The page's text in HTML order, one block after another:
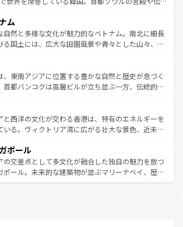
ほしい。
いいと評判のスイーツなど、バラエティ豊かな料理
が味わえる。 なお、新着の台湾情報は コンテンツ一覧を参
ほしい。
方に足を延ばせば四季折々の自然美を楽しむことが
。そして、キムチや焼肉、絶品のストリートフード
さまざまな韓国料理が待っている。夜には、韓国な
に包まれながら、韓国の多彩な魅力を心ゆくまで味
わってみてほしい。 なお、新着の韓国情報はコンテンツ一
照してほしい。
ム
自然と多様な文化が魅力的なベトナム。南北に細長
る国土には、広大な田園風景や青々とした山々、世
発展と共に伝統が息づく。ハノイの古い町並みやホ
ン市のフランス統治時代の建物も、独特の雰囲気を
している。また、バラエティの豊かさとおいしさで
フォーやバインミー、ベトナムコーヒーなどは、ぜ
で味わいたい。どの地域を訪れてもあたたかい人々
者を迎えてくれるので、きっと忘れられない旅にな
てほしい。
、東南アジアに位置する豊かな自然と歴史が息づく
首都バンコクは高層ビルが立ち並ぶ一方、伝統的な
が交差している。北部ではチェンマイなどの山岳地
然と触れ合い、南部ではプーケットやクラビの美し
チでリゾート気分を楽しむことができる。タイ料理
。気候は一年中温暖で、どの季節にも異なる楽しみ
ている。親しみやすいタイの人々、仏教を中心とし
、そして多様な観光資源が、訪れる旅人を魅了し続
と西洋の文化が交わる香港は、特有のエネルギーを
いる。ヴィクトリア湾に広がる壮大な景色、近未来
こを訪れても感動するはず。観光スポットが密集し
、効率よく見どころを回れるのも魅力。息をのむよ
景から文化的な体験まで、香港を存分に楽しみ尽く
ポール
の交差点として多文化が融合した独自の魅力を放つ
ポール。未来的な建築物が並ぶマリーナベイ、歴史